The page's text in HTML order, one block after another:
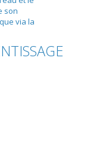
son
via la